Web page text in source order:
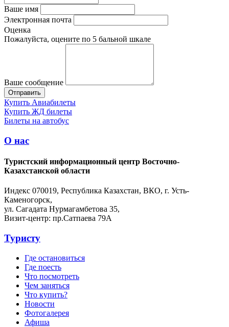
Ваше имя
Электронная почта
Оценка
Пожалуйста, оцените по 5 бальной шкале
Ваше сообщение
Купить Авиабилеты
Купить ЖД билеты
Билеты на автобус
О нас
Туристский информационный центр Восточно-
Казахстанской области
Индекс 070019, Республика Казахстан, ВКО, г. Усть-
Каменогорск,
ул. Сагадата Нурмагамбетова 35,
Визит-центр: пр.Сатпаева 79А
Туристу
Где остановиться
Где поесть
Что посмотреть
Чем заняться
Что купить?
Новости
Фотогалерея
Афиша